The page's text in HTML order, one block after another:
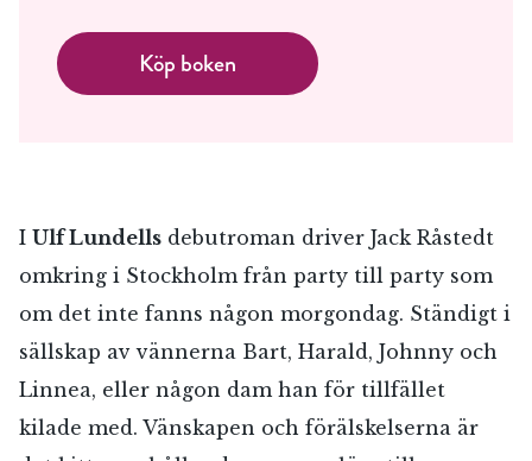
Köp boken
I Ulf Lundells debutroman driver Jack Råstedt
omkring i Stockholm från party till party som
om det inte fanns någon morgondag. Ständigt i
sällskap av vännerna Bart, Harald, Johnny och
Linnea, eller någon dam han för tillfället
kilade med. Vänskapen och förälskelserna är